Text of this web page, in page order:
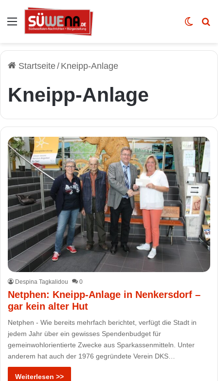
Auswahl Skin
Startseite/ Kneipp-Anlage
Kneipp-Anlage
Despina Tagkalidou 0
Netphen: Kneipp-Anlage in Nenkersdorf –
gar kein alter Hut
Netphen - Wie bereits mehrfach berichtet, verfügt die Stadt in
jedem Jahr über ein gewisses Spendenbudget für
gemeinwohlorientierte Zwecke aus Sparkassenmitteln. Unter
anderem hat auch der 1976 gegründete Verein DKS…
Weiterlesen >>